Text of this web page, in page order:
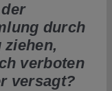
durch
verboten
versagt?